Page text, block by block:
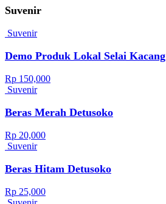
Suvenir
Suvenir
Demo Produk Lokal Selai Kacang
Rp 150,000
Suvenir
Beras Merah Detusoko
Rp 20,000
Suvenir
Beras Hitam Detusoko
Rp 25,000